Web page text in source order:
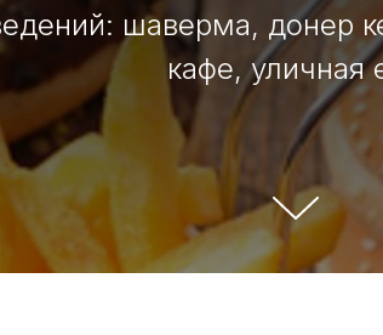
шаверма, донер
кафе, уличная